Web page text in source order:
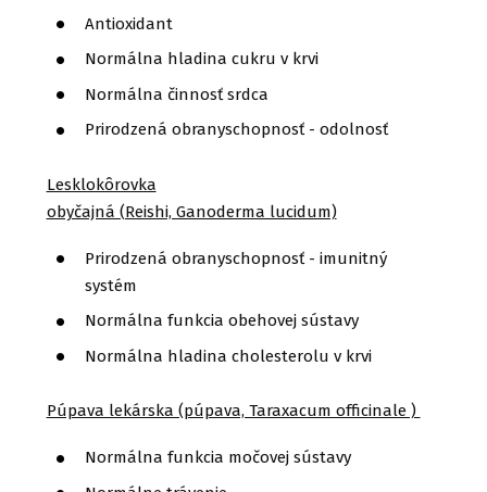
Antioxidant
Normálna hladina cukru v krvi
Normálna činnosť srdca
Prirodzená obranyschopnosť - odolnosť
Lesklokôrovka
obyčajná (Reishi, Ganoderma lucidum)
Prirodzená obranyschopnosť - imunitný
systém
Normálna funkcia obehovej sústavy
Normálna hladina cholesterolu v krvi
Púpava lekárska (púpava, Taraxacum officinale )
Normálna funkcia močovej sústavy